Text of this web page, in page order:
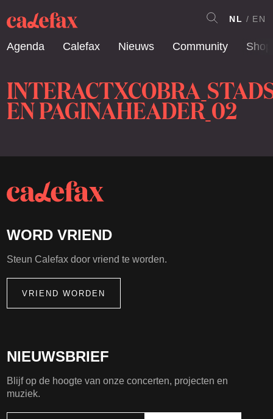
Agenda Calefax Nieuws Community Shop
NL EN
EN PAGINAHEADER_02
NIEUWSBRIEF
Blijf op de hoogte van onze concerten, projecten en
muziek.
WORD VRIEND
Steun Calefax door vriend te worden.
VRIEND WORDEN